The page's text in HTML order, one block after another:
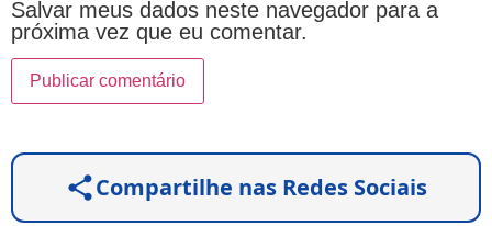
Salvar meus dados neste navegador para a
próxima vez que eu comentar.
Compartilhe nas Redes Sociais